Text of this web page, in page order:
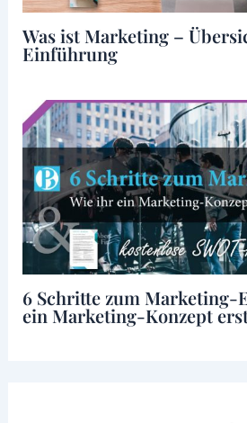
Was ist Marketing –
Einführung
6 Schritte zum Marketing-
ein Marketing-Konzept